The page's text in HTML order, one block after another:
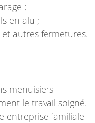
;
en alu ;
autres fermetures.
menuisiers
le travail soigné.
entreprise familiale